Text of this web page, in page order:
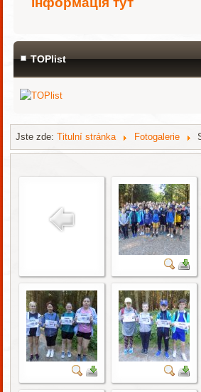
TOPlist
Jste zde:Titulní stránka Fotogalerie